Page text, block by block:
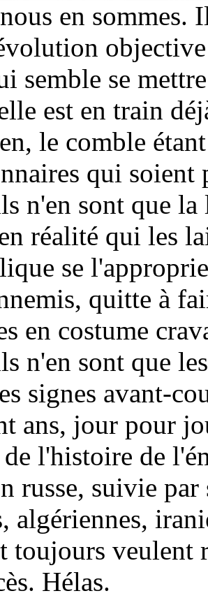
en sommes.
semble se
est en train
le comble
qui soient
n'en sont que
réalité qui les
se
quitte à
en costume
n'en sont que
signes avant-
ans, jour pour
de l'histoire de
russe, suivie par
algériennes,
toujours veulent
Hélas.